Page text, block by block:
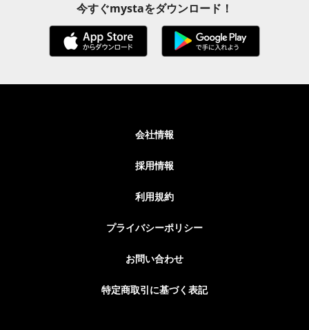
今すぐmystaをダウンロード！
会社情報
採用情報
利用規約
プライバシーポリシー
お問い合わせ
特定商取引に基づく表記